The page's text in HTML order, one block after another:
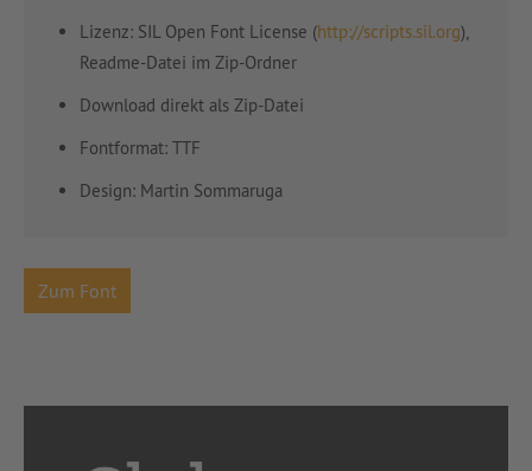
Lizenz: SIL Open Font License (http://scripts.sil.org),
Readme-Datei im Zip-Ordner
Download direkt als Zip-Datei
Fontformat: TTF
Design: Martin Sommaruga
Zum Font